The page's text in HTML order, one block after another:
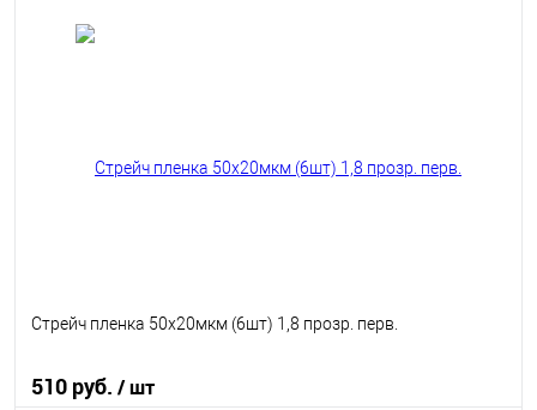
Стрейч пленка 50x20мкм (6шт) 1,8 прозр. перв.
510 руб. / шт